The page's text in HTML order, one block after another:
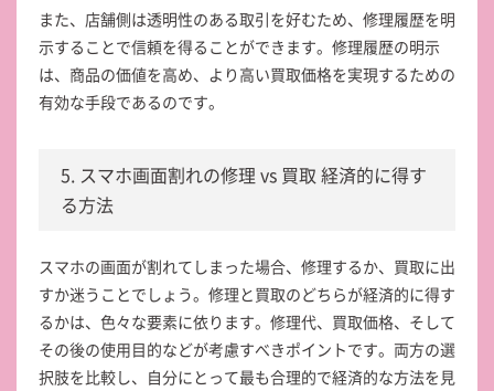
また、店舗側は透明性のある取引を好むため、修理履歴を明
示することで信頼を得ることができます。修理履歴の明示
は、商品の価値を高め、より高い買取価格を実現するための
有効な手段であるのです。
5. スマホ画面割れの修理 vs 買取 経済的に得す
る方法
スマホの画面が割れてしまった場合、修理するか、買取に出
すか迷うことでしょう。修理と買取のどちらが経済的に得す
るかは、色々な要素に依ります。修理代、買取価格、そして
その後の使用目的などが考慮すべきポイントです。両方の選
択肢を比較し、自分にとって最も合理的で経済的な方法を見